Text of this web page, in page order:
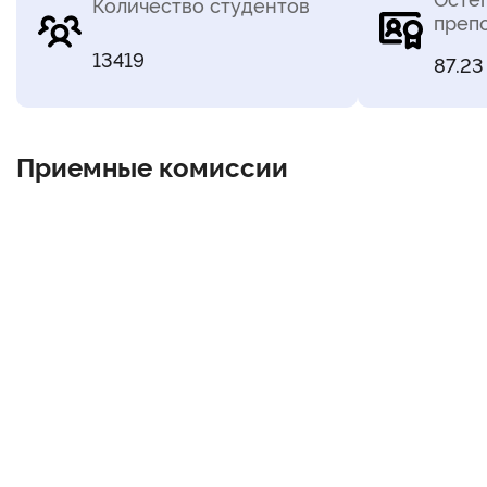
13419
87.23
Приемные комиссии